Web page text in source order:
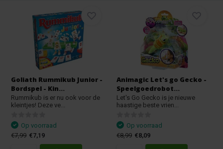
Goliath Rummikub Junior -
Bordspel - Kin...
Rummikub is er nu ook voor de
kleintjes! Deze ve...
Op voorraad
€7,99 €7,19
Animagic Let's go Gecko -
Speelgoedrobot...
Let's Go Gecko is je nieuwe
haastige beste vrien...
Op voorraad
€8,99 €8,09